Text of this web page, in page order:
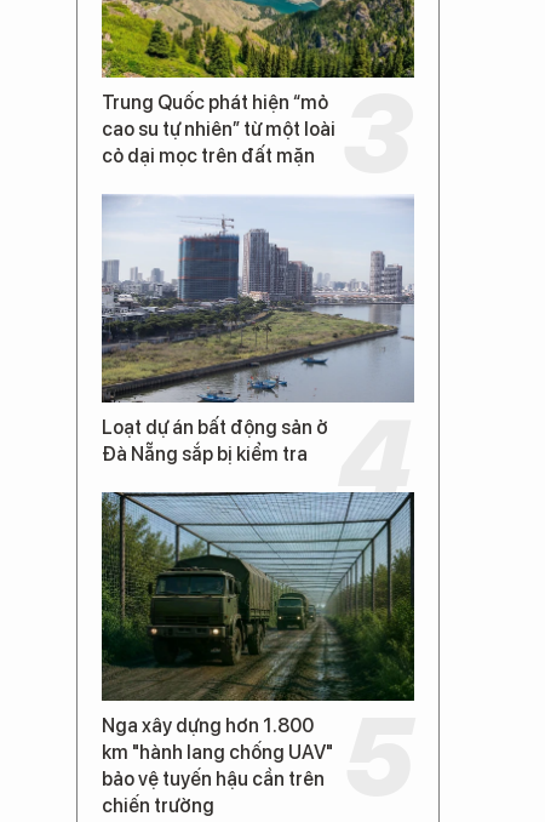
Trung Quốc phát hiện “mỏ
cao su tự nhiên” từ một loài
cỏ dại mọc trên đất mặn
Loạt dự án bất động sản ở
Đà Nẵng sắp bị kiểm tra
Nga xây dựng hơn 1.800
km "hành lang chống UAV"
bảo vệ tuyến hậu cần trên
chiến trường